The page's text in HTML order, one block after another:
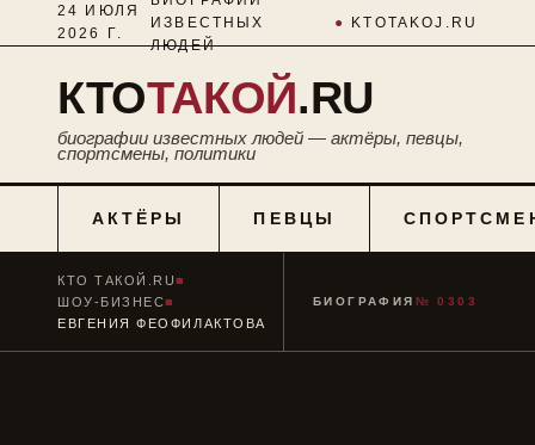
24 ИЮЛЯ
2026 Г.
ИЗВЕСТНЫХ
ЛЮДЕЙ
● KTOTAKOJ.RU
КТОТАКОЙ.RU
биографии известных людей — актёры, певцы,
спортсмены, политики
АКТЁРЫ ПЕВЦЫ
КТО ТАКОЙ.RU■
ШОУ-БИЗНЕС■
ЕВГЕНИЯ ФЕОФИЛАКТОВА
БИОГРАФИЯ № 0303